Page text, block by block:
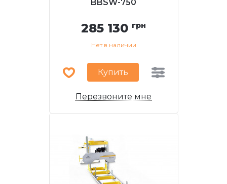
BBSW-750
285 130 грн
Нет в наличии
Купить
Перезвоните мне